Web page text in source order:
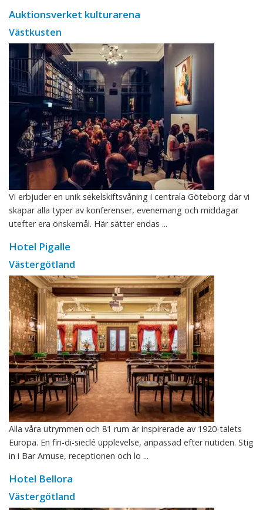
Auktionsverket kulturarena
Västkusten
Vi erbjuder en unik sekelskiftsvåning i centrala Göteborg där vi
skapar alla typer av konferenser, evenemang och middagar
utefter era önskemål. Här sätter endas ...
Hotel Pigalle
Västergötland
Alla våra utrymmen och 81 rum är inspirerade av 1920-talets
Europa. En fin-di-sieclé upplevelse, anpassad efter nutiden. Stig
in i Bar Amuse, receptionen och lo ...
Hotel Bellora
Västergötland